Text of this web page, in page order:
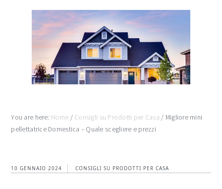
You are here: Home / Consigli su Prodotti per Casa / Migliore mini
pellettatrice Domestica – Quale scegliere e prezzi
10 GENNAIO 2024 CONSIGLI SU PRODOTTI PER CASA